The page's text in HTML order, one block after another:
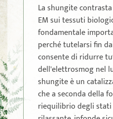
La shungite
EM sui tessuti
fondamentale
perché tutelarsi fin
consente di ridurre
dell'elettrosmog nel
shungite è un
che a seconda della
riequilibrio degli